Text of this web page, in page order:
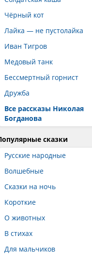
Чёрный кот
Лайка — не пустолайка
Иван Тигров
Медовый танк
Бессмертный горнист
Дружба
Все рассказы Николая
Богданова
сказки
Русские народные
Волшебные
Сказки на ночь
Короткие
О животных
В стихах
Для мальчиков